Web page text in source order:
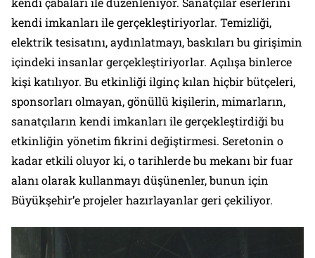
kendi imkanları ile gerçekleştiriyorlar. Temizliği,
elektrik tesisatını, aydınlatmayı, baskıları bu girişimin
içindeki insanlar gerçekleştiriyorlar. Açılışa binlerce
kişi katılıyor. Bu etkinliği ilginç kılan hiçbir bütçeleri,
sponsorları olmayan, gönüllü kişilerin, mimarların,
sanatçıların kendi imkanları ile gerçekleştirdiği bu
etkinliğin yönetim fikrini değiştirmesi. Seretonin o
kadar etkili oluyor ki, o tarihlerde bu mekanı bir fuar
alanı olarak kullanmayı düşünenler, bunun için
Büyükşehir’e projeler hazırlayanlar geri çekiliyor.